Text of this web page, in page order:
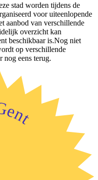
stad worden tijdens de
voor uiteenlopende
aanbod van verschillende
overzicht kan
beschikbaar is.Nog niet
op verschillende
nog eens terug.